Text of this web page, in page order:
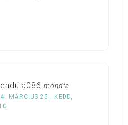
mondta
MÁRCIUS 25., KEDD,